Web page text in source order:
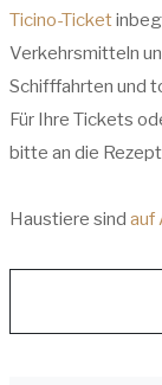
Ticino-Ticket
Verkehrsmitteln
Schifffahrten und
Für Ihre Tickets
bitte an die
Haustiere sindauf